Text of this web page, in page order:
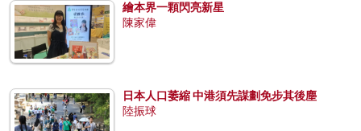
繪本界一顆閃亮新星
陳家偉
日本人口萎縮 中港須先謀劃免步其後塵
陸振球